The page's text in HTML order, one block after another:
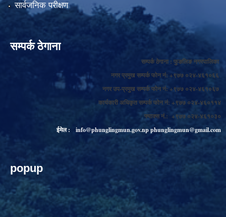
सार्वजनिक परीक्षण
सम्पर्क ठेगाना
सम्पर्क ठेगाना : फुङलिङ नगरपालिका
नगर प्रमुख सम्पर्क फोन नं: +९७७ ०२४-४६१०६६
नगर उप-प्रमुख सम्पर्क फोन नं: +९७७ ०२४-४६१०६७
कार्यकारी अधिकृत सम्पर्क फोन नं: +९७७ ०२४-४६०११४
फ्याक्स नं.: +९७७ ०२४-४६१०३०
ईमेल :
info@phunglingmun.gov.npphunglingmun@gmail.com
popup